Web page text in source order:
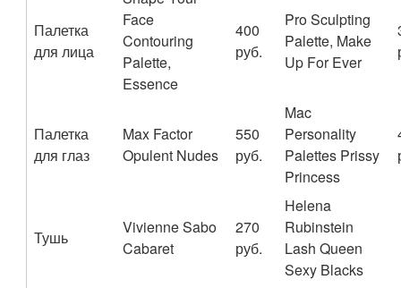
Палетка
для лица
Face
Contouring
Palette,
Essence
400
руб.
Pro Sculpting
Palette, Make
Up For Ever
Палетка
для глаз
Max Factor
Opulent Nudes
550
руб.
Mac
Personality
Palettes Prissy
Princess
Тушь
Vivienne Sabo
Cabaret
270
руб.
Helena
Rubinstein
Lash Queen
Sexy Blacks